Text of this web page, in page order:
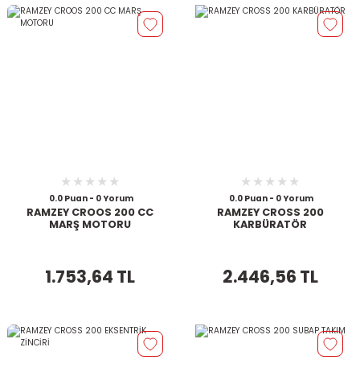
0.0 Puan - 0 Yorum
RAMZEY CROOS 200 CC
MARŞ MOTORU
1.753,64 TL
0.0 Puan - 0 Yorum
RAMZEY CROSS 200
KARBÜRATÖR
2.446,56 TL